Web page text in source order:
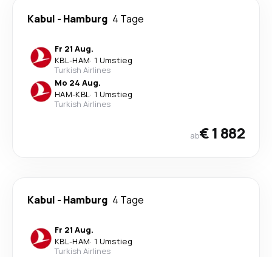
Kabul - Hamburg 4 Tage
Fr 21 Aug.
KBL-HAM· 1 Umstieg
Turkish Airlines
Mo 24 Aug.
HAM-KBL· 1 Umstieg
Turkish Airlines
ab€ 1 882
Kabul - Hamburg 4 Tage
Fr 21 Aug.
KBL-HAM· 1 Umstieg
Turkish Airlines